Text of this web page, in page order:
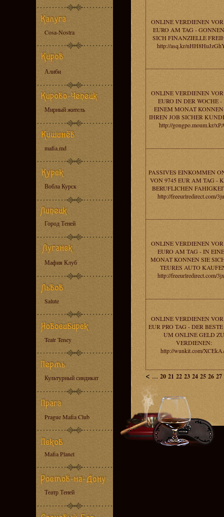
Cosa-Nostra
Алиби
Мирный житель
mafia.md
Вобла Курск
Город Теней
Мафия Клуб
Salute
Teatr Teney
Культурный синдикат
Prague Mafia Club
Mafia Planet
Театр Теней
ONLINE VERDIENEN VOR
EURO AM TAG -
SICH FINANZIELLE
http://asq.kr/
ONLINE VERDIENEN VOR
EURO IN DER WOCHE -
EINEM MONAT KONNEN
IHREN JOB SICHER
http://gongpo.moum.kr/
PASSIVES EINKOMMEN
VON 9745 EUR AM TAG -
BERUFLICHEN
http://freeurlredirect.com/
ONLINE VERDIENEN VOR
EURO AM TAG - IN
MONAT KONNEN SIE
TEURES AUTO
http://freeurlredirect.com/
ONLINE VERDIENEN VOR
EUR PRO TAG - DER
UM ONLINE GELD ZU
VERDIENEN:
http://wunkit.com/
< ... 20 21 22 23 24 25 26 27